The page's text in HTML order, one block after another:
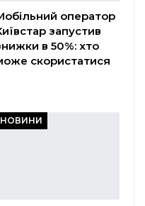
оператор
запустив
в 50%: хто
скористатися
НОВИНИ